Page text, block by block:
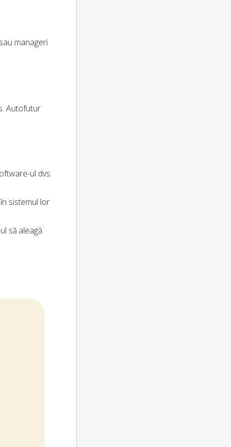
sau manageri
Autofutur
ul dvs.
sistemul lor
să aleagă